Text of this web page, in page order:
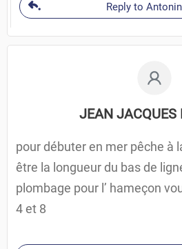
Reply to
JEAN JACQUES
pour débuter en mer pêche à
être la longueur du bas de
plombage pour l’ hameçon
4 et 8